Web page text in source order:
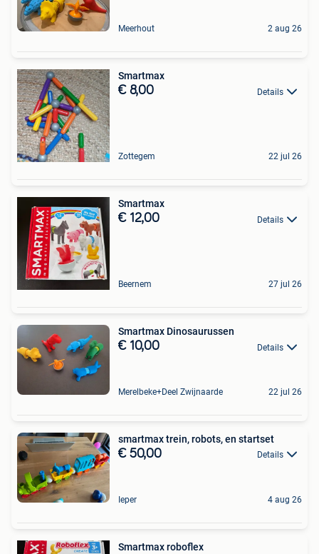
Meerhout 2 aug 26
Smartmax
€ 8,00 Details
Zottegem 22 jul 26
Smartmax
€ 12,00 Details
Beernem 27 jul 26
Smartmax Dinosaurussen
€ 10,00 Details
Merelbeke+Deel Zwijnaarde 22 jul 26
smartmax trein, robots, en startset
€ 50,00 Details
Ieper 4 aug 26
Smartmax roboflex